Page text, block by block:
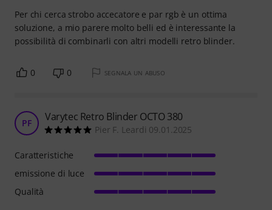
Per chi cerca strobo accecatore e par rgb è un ottima
soluzione, a mio parere molto belli ed è interessante la
possibilità di combinarli con altri modelli retro blinder.
0 0 SEGNALA UN ABUSO
PF Varytec Retro Blinder OCTO 380
Pier F. Leardi 09.01.2025
Caratteristiche
emissione di luce
Qualità